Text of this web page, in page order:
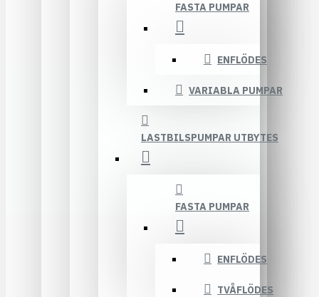
FASTA PUMPAR
ENFLÖDES
VARIABLA PUMPAR
LASTBILSPUMPAR UTBYTES
FASTA PUMPAR
ENFLÖDES
TVÅFLÖDES